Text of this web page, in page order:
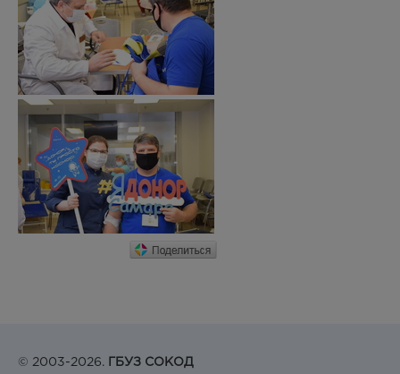
© 2003-2026. ГБУЗ СОКОД